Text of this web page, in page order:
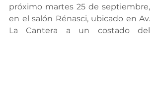
próximo martes 25 de septiembre,
en el salón Rénasci, ubicado en Av.
La Cantera a un costado del